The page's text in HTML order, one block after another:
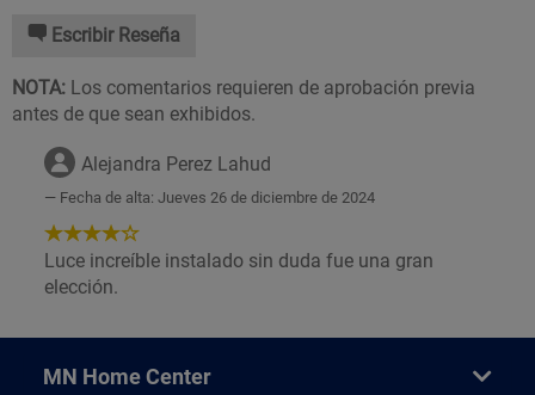
Escribir Reseña
NOTA: Los comentarios requieren de aprobación previa
antes de que sean exhibidos.
Alejandra Perez Lahud
Fecha de alta: Jueves 26 de diciembre de 2024
4
de
5
Luce increíble instalado sin duda fue una gran
elección.
MN Home Center